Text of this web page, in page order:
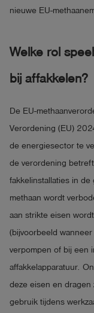
nieuwe EU-
Welke rol
bij affakkelen?
De EU-
Verordening (EU)
de energiesector te
de verordening
fakkelinstallaties in de
methaan wordt
aan strikte eisen
(bijvoorbeeld
verpompen of bij een
affakkelapparatuur.
deze eisen en dragen
gebruik tijdens